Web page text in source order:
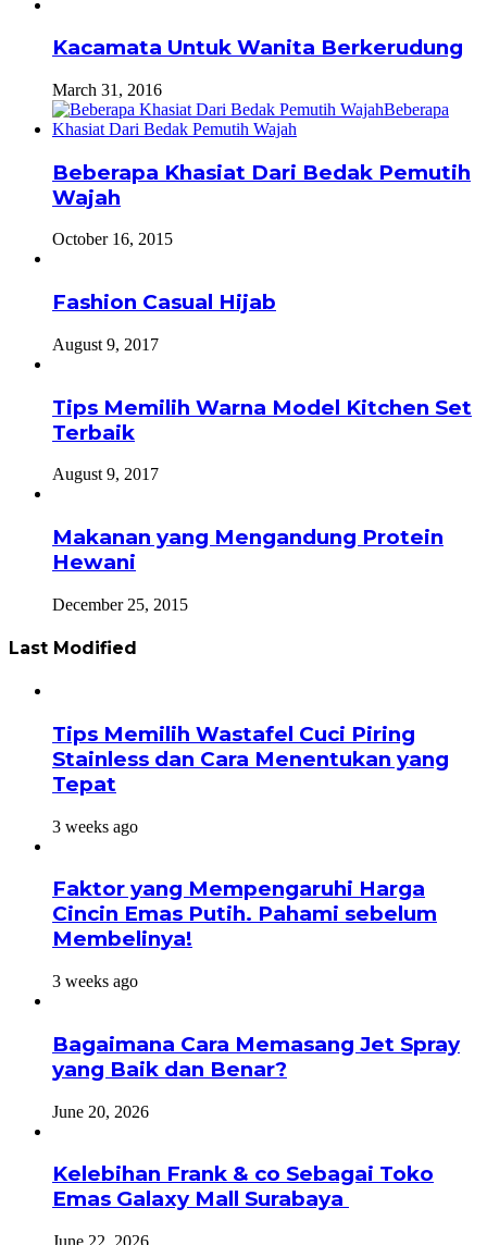
Kacamata Untuk Wanita Berkerudung
March 31, 2016
Beberapa Khasiat Dari Bedak Pemutih
Wajah
October 16, 2015
Fashion Casual Hijab
August 9, 2017
Tips Memilih Warna Model Kitchen Set
Terbaik
August 9, 2017
Makanan yang Mengandung Protein
Hewani
December 25, 2015
Last Modified
Tips Memilih Wastafel Cuci Piring
Stainless dan Cara Menentukan yang
Tepat
3 weeks ago
Faktor yang Mempengaruhi Harga
Cincin Emas Putih. Pahami sebelum
Membelinya!
3 weeks ago
Bagaimana Cara Memasang Jet Spray
yang Baik dan Benar?
June 20, 2026
Kelebihan Frank & co Sebagai Toko
Emas Galaxy Mall Surabaya
June 22, 2026